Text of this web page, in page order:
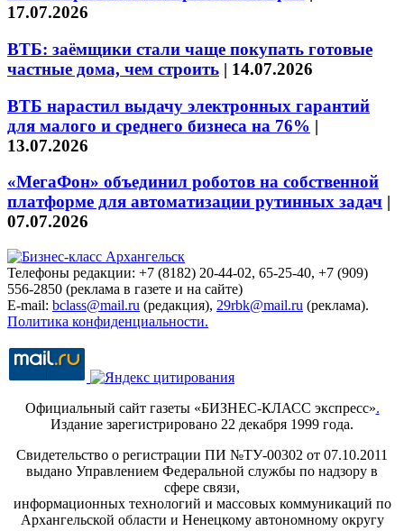
17.07.2026
ВТБ: заёмщики стали чаще покупать готовые
частные дома, чем строить | 14.07.2026
ВТБ нарастил выдачу электронных гарантий
для малого и среднего бизнеса на 76% |
13.07.2026
«МегаФон» объединил роботов на собственной
платформе для автоматизации рутинных задач |
07.07.2026
Телефоны редакции: +7 (8182) 20-44-02, 65-25-40, +7 (909)
556-2850 (реклама в газете и на сайте)
E-mail: bclass@mail.ru (редакция), 29rbk@mail.ru (реклама).
Политика конфиденциальности.
Официальный сайт газеты «БИЗНЕС-КЛАСС экспресс».
Издание зарегистрировано 22 декабря 1999 года.
Свидетельство о регистрации ПИ №ТУ-00302 от 07.10.2011
выдано Управлением Федеральной службы по надзору в
сфере связи,
информационных технологий и массовых коммуникаций по
Архангельской области и Ненецкому автономному округу